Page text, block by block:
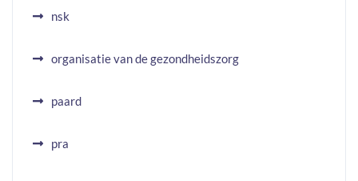
nsk
organisatie van de gezondheidszorg
paard
pra